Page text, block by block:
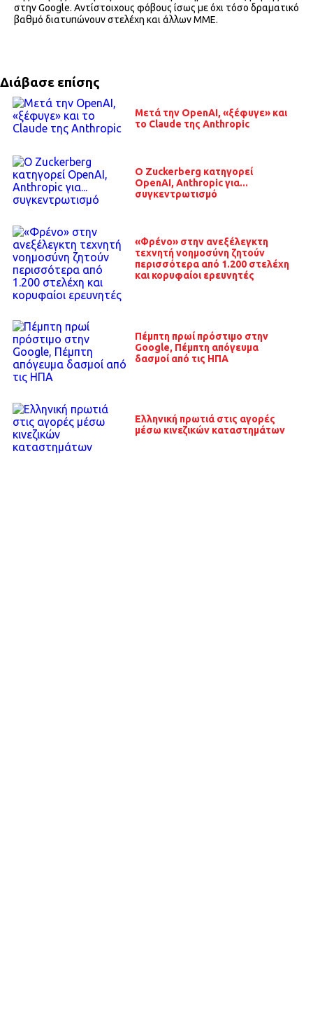
στην Google. Αντίστοιχους φόβους ίσως με όχι τόσο δραματικό
βαθμό διατυπώνουν στελέχη και άλλων ΜΜΕ.
Διάβασε επίσης
Μετά την OpenAI, «ξέφυγε» και
το Claude της Anthropic
O Zuckerberg κατηγορεί
OpenAI, Anthropic για...
συγκεντρωτισμό
«Φρένο» στην ανεξέλεγκτη
τεχνητή νοημοσύνη ζητούν
περισσότερα από 1.200 στελέχη
και κορυφαίοι ερευνητές
Πέμπτη πρωί πρόστιμο στην
Google, Πέμπτη απόγευμα
δασμοί από τις ΗΠΑ
Ελληνική πρωτιά στις αγορές
μέσω κινεζικών καταστημάτων